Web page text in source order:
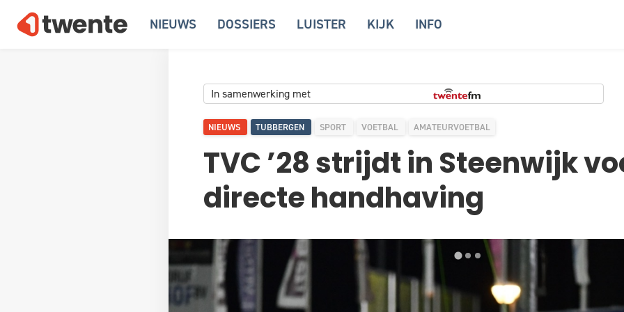
NIEUWS DOSSIERS LUISTER KIJK INFO
In samenwerking met
NIEUWS TUBBERGEN SPORT VOETBAL AMATEURVOETBAL
TVC ’28 strijdt in Steenwijk
directe handhaving